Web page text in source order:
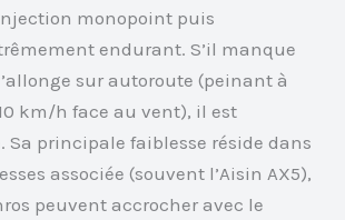
monopoint puis
endurant. S’il manque
sur autoroute (peinant à
km/h face au vent), il est
Sa principale faiblesse réside dans
associée (souvent l’Aisin AX5),
peuvent accrocher avec le